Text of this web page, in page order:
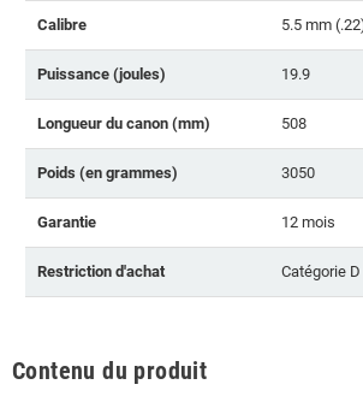
Calibre 5.5 mm
Puissance (joules) 19.9
Longueur du canon (mm) 508
Poids (en grammes) 3050
Garantie 12 mois
Restriction d'achat Catégorie D
Contenu du produit